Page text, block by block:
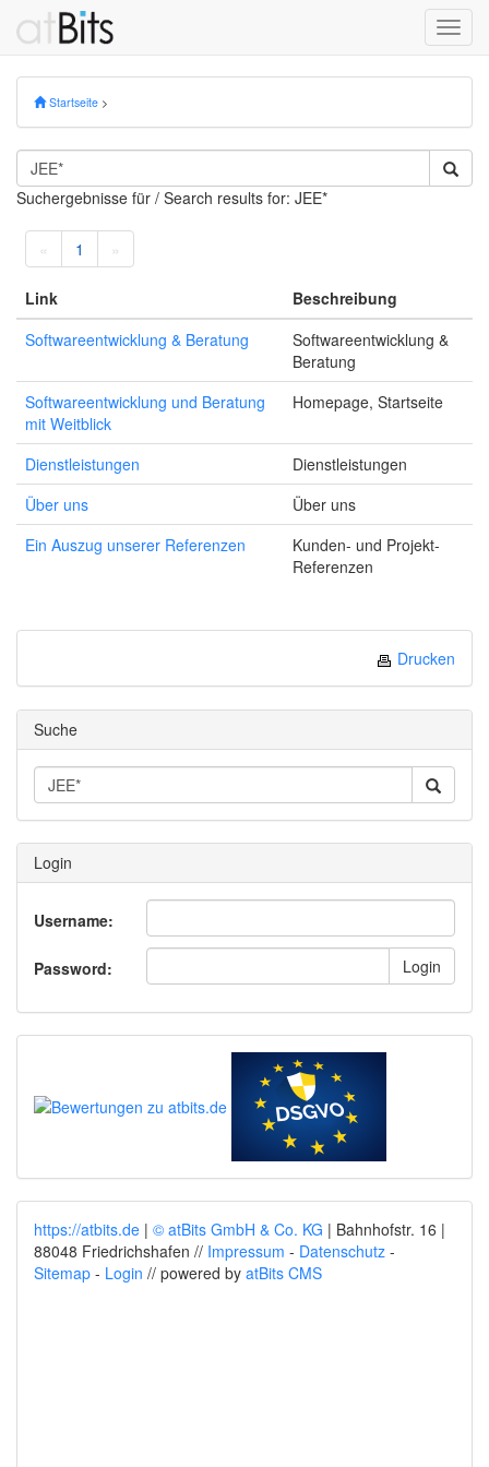
Startseite >
Suchergebnisse für / Search results for: JEE*
« 1 »
Link
Beschreibung
Softwareentwicklung & Beratung
Softwareentwicklung &
Beratung
Softwareentwicklung und Beratung
mit Weitblick
Homepage, Startseite
Dienstleistungen
Dienstleistungen
Über uns
Über uns
Ein Auszug unserer Referenzen
Kunden- und Projekt-
Referenzen
Drucken
Suche
Login
Username:
Password: Login
https://atbits.de | © atBits GmbH & Co. KG | Bahnhofstr. 16 |
88048 Friedrichshafen // Impressum - Datenschutz -
Sitemap - Login // powered by atBits CMS